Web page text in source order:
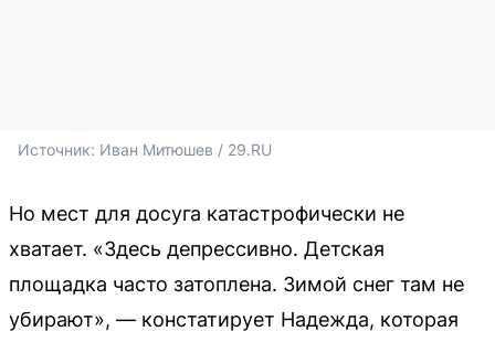
Источник: Иван Митюшев / 29.RU
Но мест для досуга катастрофически не
хватает. «Здесь депрессивно. Детская
площадка часто затоплена. Зимой снег там не
убирают», — констатирует Надежда, которая